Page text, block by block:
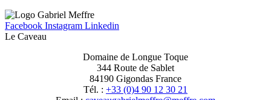
Facebook Instagram Linkedin
Le Caveau
Domaine de Longue Toque
344 Route de Sablet
84190 Gigondas France
Tél. : +33 (0)4 90 12 30 21